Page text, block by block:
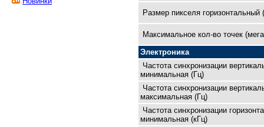
Размер пикселя горизонтальный
Максимальное кол-во точек
Электроника
Частота синхронизации
минимальная (Гц)
Частота синхронизации
максимальная (Гц)
Частота синхронизации
минимальная (кГц)